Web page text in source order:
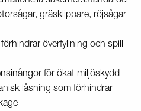
gräsklippare, röjsågar
förhindrar överfyllning och spill
för ökat miljöskydd
låsning som förhindrar